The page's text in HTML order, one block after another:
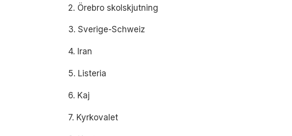
2. Örebro skolskjutning
3. Sverige-Schweiz
4. Iran
5. Listeria
6. Kaj
7. Kyrkovalet